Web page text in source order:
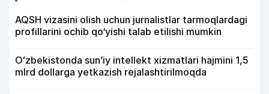
AQSH vizasini olish uchun jurnalistlar tarmoqlardagi
profillarini ochib qo‘yishi talab etilishi mumkin
Oʻzbekistonda sunʼiy intellekt xizmatlari hajmini 1,5
mlrd dollarga yetkazish rejalashtirilmoqda